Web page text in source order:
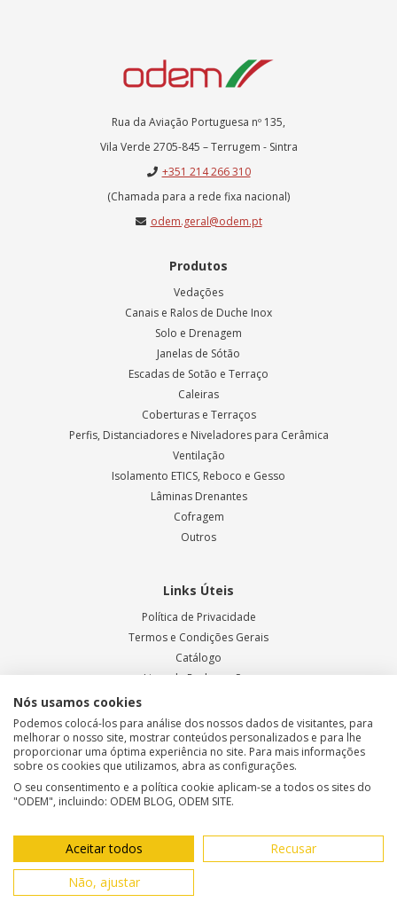
Rua da Aviação Portuguesa nº 135,
Vila Verde 2705-845 – Terrugem - Sintra
+351 214 266 310
(Chamada para a rede fixa nacional)
odem.geral@odem.pt
Produtos
Vedações
Canais e Ralos de Duche Inox
Solo e Drenagem
Janelas de Sótão
Escadas de Sotão e Terraço
Caleiras
Coberturas e Terraços
Perfis, Distanciadores e Niveladores para Cerâmica
Ventilação
Isolamento ETICS, Reboco e Gesso
Lâminas Drenantes
Cofragem
Outros
Links Úteis
Política de Privacidade
Termos e Condições Gerais
Catálogo
Livro de Reclamações
Métodos de Pagamento
© 2025, Odem - Todos os direitos reservados | Desenvolvido por
Made2Web Digital Agency
Nós usamos cookies
Podemos colocá-los para análise dos nossos dados de visitantes, para
melhorar o nosso site, mostrar conteúdos personalizados e para lhe
proporcionar uma óptima experiência no site. Para mais informações
sobre os cookies que utilizamos, abra as configurações.
O seu consentimento e a política cookie aplicam-se a todos os sites do
"ODEM", incluindo: ODEM BLOG, ODEM SITE.
Aceitar todos
Recusar
Não, ajustar